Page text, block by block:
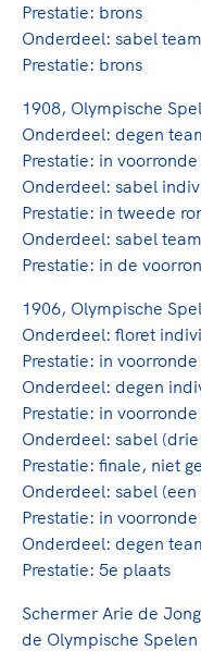
Prestatie: brons
Onderdeel: sabel team
Prestatie: brons
1908, Olympische
Onderdeel: degen
Prestatie: in
Onderdeel: sabel
Prestatie: in tweede
Onderdeel: sabel team
Prestatie: in de
1906, Olympische
Onderdeel: floret
Prestatie: in
Onderdeel: degen
Prestatie: in
Onderdeel: sabel
Prestatie: finale, niet
Onderdeel: sabel
Prestatie: in
Onderdeel: degen
Prestatie: 5e plaats
Schermer Arie de
de Olympische